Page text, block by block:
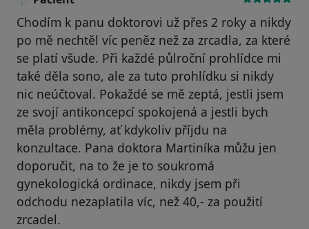
Chodím k panu doktorovi už přes 2 roky a nikdy
po mě nechtěl víc peněz než za zrcadla, za které
se platí všude. Při každé půlroční prohlídce mi
také děla sono, ale za tuto prohlídku si nikdy
nic neúčtoval. Pokaždé se mě zeptá, jestli jsem
ze svojí antikoncepcí spokojená a jestli bych
měla problémy, ať kdykoliv příjdu na
konzultace. Pana doktora Martiníka můžu jen
doporučit, na to že je to soukromá
gynekologická ordinace, nikdy jsem při
odchodu nezaplatila víc, než 40,- za použití
zrcadel.